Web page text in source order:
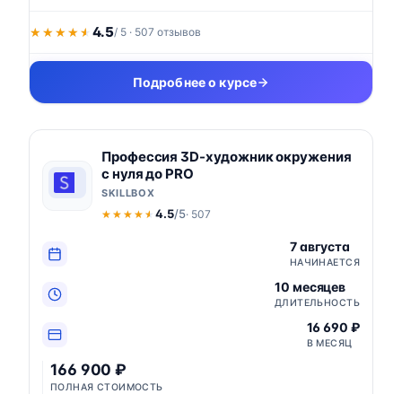
★★★★★
★★★★★ 4.5/ 5 · 507 отзывов
Подробнее о курсе
Профессия 3D-художник окружения
с нуля до PRO
SKILLBOX
★★★★★
★★★★★ 4.5/5· 507
7 августа
НАЧИНАЕТСЯ
10 месяцев
ДЛИТЕЛЬНОСТЬ
16 690 ₽
В МЕСЯЦ
166 900 ₽
ПОЛНАЯ СТОИМОСТЬ